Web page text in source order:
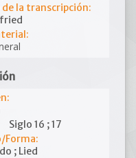
la transcripción:
Siglo 16 ; 17
Forma:
; Lied